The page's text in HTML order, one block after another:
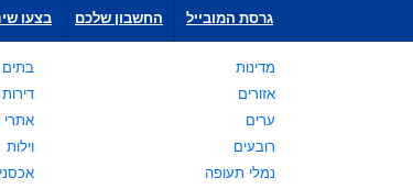
גרסת המובייל החשבון שלכם בצעו
מדינות
אזורים
ערים
רובעים
נמלי תעופה
בתים
דירות
אתרי
וילות